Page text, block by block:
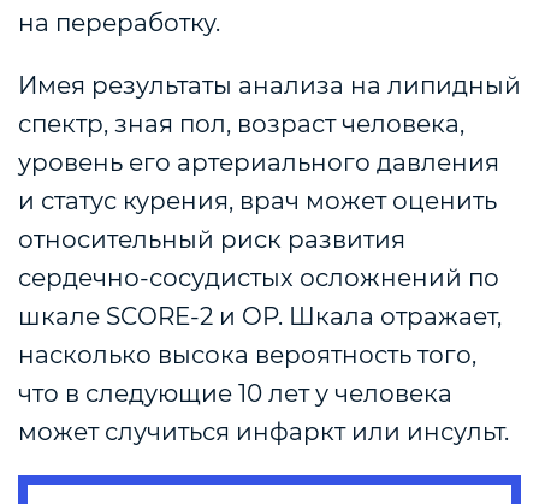
на переработку.
Имея результаты анализа на липидный
спектр, зная пол, возраст человека,
уровень его артериального давления
и статус курения, врач может оценить
относительный риск развития
сердечно-сосудистых осложнений по
шкале SCORE-2 и OP. Шкала отражает,
насколько высока вероятность того,
что в следующие 10 лет у человека
может случиться инфаркт или инсульт.